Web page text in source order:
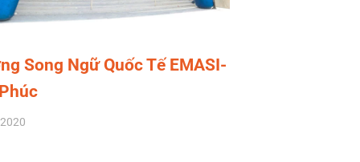
Song Ngữ Quốc Tế EMASI-